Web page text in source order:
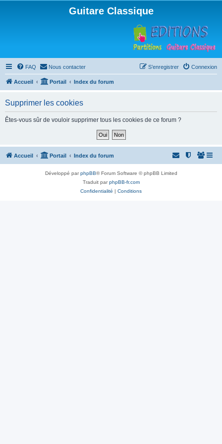
Guitare Classique
FAQ Nous contacter Connexion
S’enregistrer
Accueil Portail Index du forum
Supprimer les cookies
Êtes-vous sûr de vouloir supprimer tous les cookies de ce forum ?
Accueil Portail Index du forum
Développé parphpBB® Forum Software © phpBB Limited
Traduit parphpBB-fr.com
Confidentialité | Conditions